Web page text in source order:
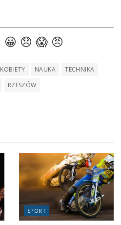
KOBIETY NAUKA
TECHNIKA
RZESZÓW
SPORT